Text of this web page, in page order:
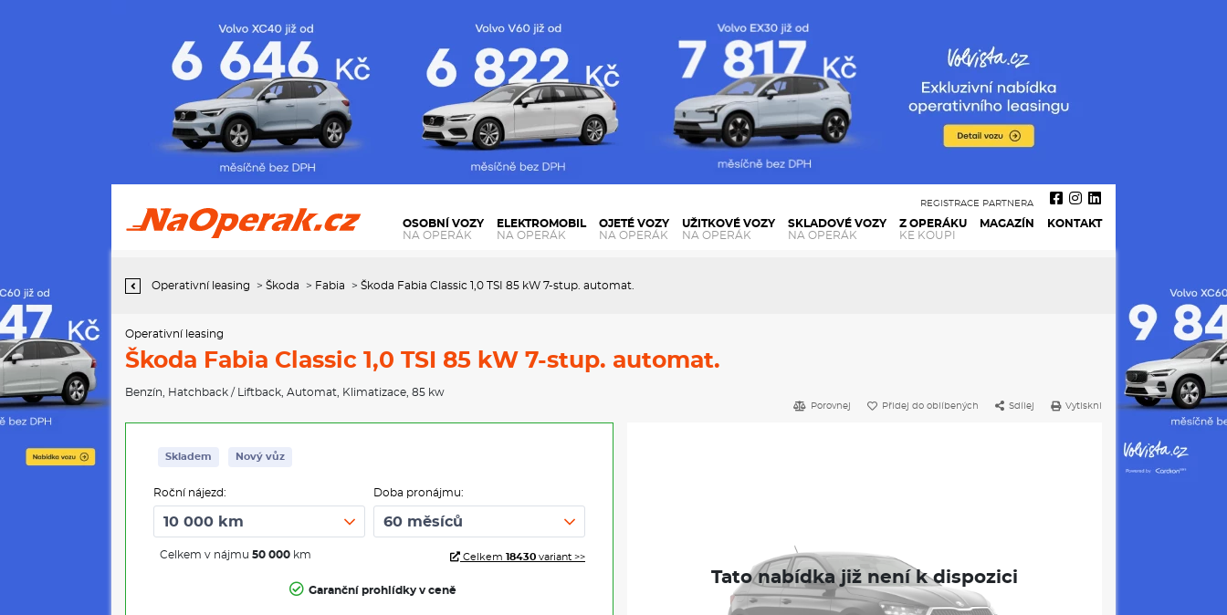
Operativní leasing Škoda Fabia Classic 1,0 TSI 85 kW 7-stup.
automat.
OSOBNÍ VOZY
NA OPERÁK
ELEKTROMOBIL
NA OPERÁK
OJETÉ VOZY
NA OPERÁK
UŽITKOVÉ VOZY
NA OPERÁK
SKLADOVÉ VOZY
NA OPERÁK
Z OPERÁKU
KE KOUPI
MAGAZÍN KONTAKT
REGISTRACE PARTNERA
Operativní leasing > Škoda > Fabia > Škoda Fabia Classic 1,0 TSI 85 kW 7-stup. automat.
Operativní leasing
Škoda Fabia Classic 1,0 TSI 85 kW 7-stup. automat.
Benzín Hatchback / Liftback Automat Klimatizace , 85 kw
Porovnej Přidej do oblíbených Sdílej Vytiskni
Skladem Nový vůz
Roční nájezd:
Celkem v nájmu 50 000 km
Doba pronájmu:
Celkem 18430 variant >>
Garanční prohlídky v ceně